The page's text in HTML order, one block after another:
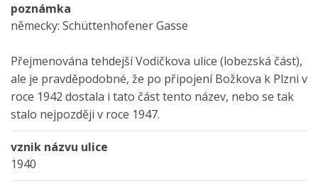
poznámka
německy: Schüttenhofener Gasse
Přejmenována tehdejší Vodičkova ulice (lobezská část),
ale je pravděpodobné, že po připojení Božkova k Plzni v
roce 1942 dostala i tato část tento název, nebo se tak
stalo nejpozději v roce 1947.
vznik názvu ulice
1940